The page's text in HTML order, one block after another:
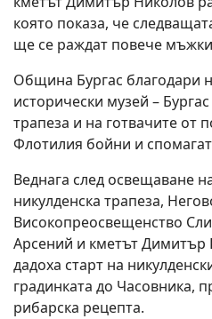
която показа, че
ще се раждат повече
Община Бургас благодари
исторически музей –
трапеза и на готвачите от
Флотилия бойни и
Веднага след освещаване
никулденска трапеза,
Високопреосвещенство
Арсений и кметът Димитър
дадоха старт на
градинката до Часовника,
рибарска рецепта.